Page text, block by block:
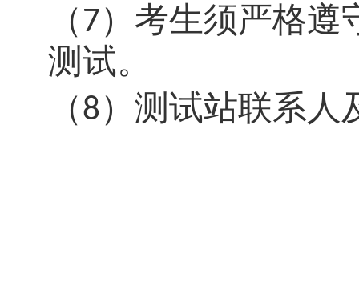
（7） 考生须严格遵
测试。
（8） 测试站联系人